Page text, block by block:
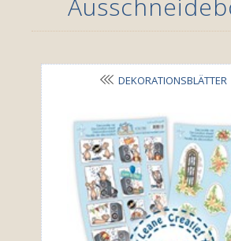
DEKORATIONSBLÄTTER